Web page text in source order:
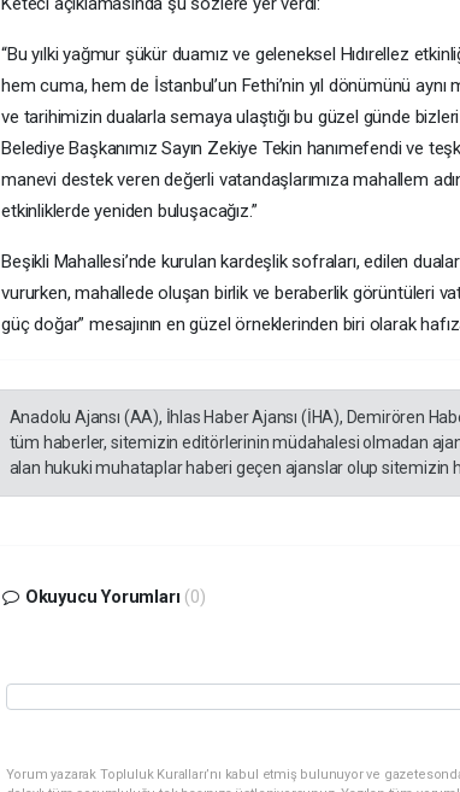
“Bu yılki yağmur şükür duamız ve geleneksel Hıdırellez
hem cuma, hem de İstanbul’un Fethi’nin yıl dönümünü
ve tarihimizin dualarla semaya ulaştığı bu güzel günde
Belediye Başkanımız Sayın Zekiye Tekin hanımefendi ve
manevi destek veren değerli vatandaşlarımıza mahallem
etkinliklerde yeniden buluşacağız.”
Beşikli Mahallesi’nde kurulan kardeşlik sofraları, edilen
vururken, mahallede oluşan birlik ve beraberlik görüntüleri
güç doğar” mesajının en güzel örneklerinden biri olarak
Anadolu Ajansı (AA), İhlas Haber Ajansı (İHA), Demirören
tüm haberler, sitemizin editörlerinin müdahalesi olmadan
alan hukuki muhataplar haberi geçen ajanslar olup sitemizin
Okuyucu Yorumları (0)
Yorum yazarak Topluluk Kuralları’nı kabul etmiş bulunuyor ve